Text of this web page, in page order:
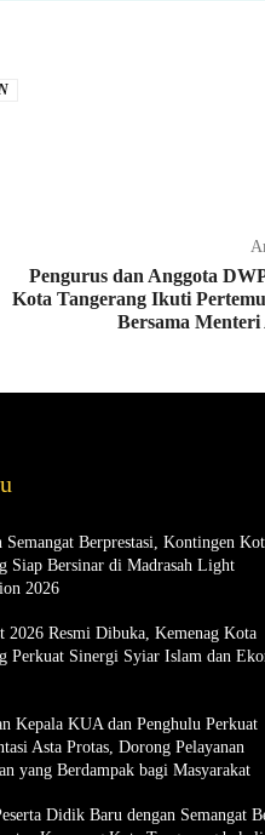
Pengurus dan Anggota
Kota Tangerang Ikuti
Bersama
Semangat Berprestasi, Kontingen
Siap Bersinar di Madrasah Light
2026
2026 Resmi Dibuka, Kemenag Kota
Perkuat Sinergi Syiar Islam dan
Kepala KUA dan Penghulu Perkuat
Asta Protas, Dorong Pelayanan
yang Berdampak bagi Masyarakat
Didik Baru dengan Semangat